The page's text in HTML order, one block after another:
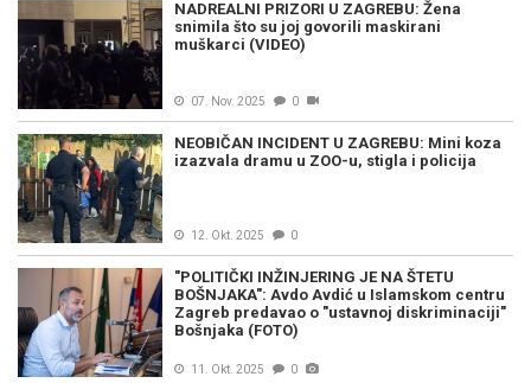
NADREALNI PRIZORI U ZAGREBU: Žena
snimila što su joj govorili maskirani
muškarci (VIDEO)
07. Nov. 2025 0
NEOBIČAN INCIDENT U ZAGREBU: Mini koza
izazvala dramu u ZOO-u, stigla i policija
12. Okt. 2025 0
"POLITIČKI INŽINJERING JE NA ŠTETU
BOŠNJAKA": Avdo Avdić u Islamskom centru
Zagreb predavao o "ustavnoj diskriminaciji"
Bošnjaka (FOTO)
11. Okt. 2025 0